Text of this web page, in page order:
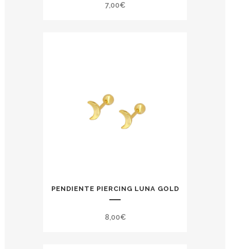
7,00€
PENDIENTE PIERCING LUNA GOLD
8,00€